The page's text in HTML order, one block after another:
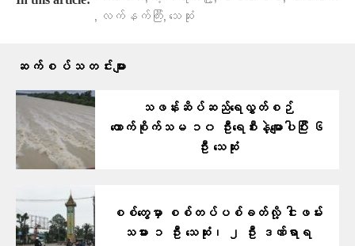
, လက်နက်ကြီး, သေဆုံး
ဆက်စပ်သတင်းများ
သဖန်းဆိပ်ဆည်ရေလွှတ်စဉ်
ကောက်စိုက်သမ ၁၀ ဦးရေစီးနဲ့မျောပါပြီး ၆
ဦး သေဆုံး
စစ်တွေမှာ စစ်တပ်ပစ်ခတ်လို့ ငါးဖမ်း
သမား ၁ ဦး သေဆုံး၊ ၂ ဦး ဒဏ်ရာရ